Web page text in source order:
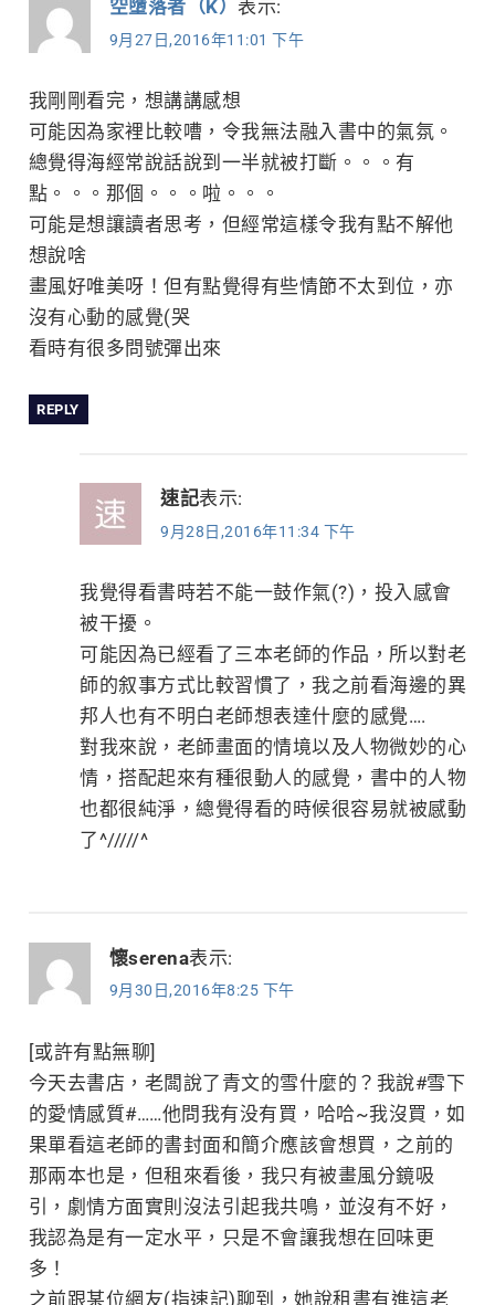
空墮落者（K） 表示:
9月27日,2016年11:01 下午
我剛剛看完，想講講感想
可能因為家裡比較嘈，令我無法融入書中的氣氛。
總覺得海經常說話說到一半就被打斷。。。有
點。。。那個。。。啦。。。
可能是想讓讀者思考，但經常這樣令我有點不解他
想說啥
畫風好唯美呀！但有點覺得有些情節不太到位，亦
沒有心動的感覺(哭
看時有很多問號彈出來
REPLY
速記表示:
9月28日,2016年11:34 下午
我覺得看書時若不能一鼓作氣(?)，投入感會
被干擾。
可能因為已經看了三本老師的作品，所以對老
師的叙事方式比較習慣了，我之前看海邊的異
邦人也有不明白老師想表達什麼的感覺….
對我來說，老師畫面的情境以及人物微妙的心
情，搭配起來有種很動人的感覺，書中的人物
也都很純淨，總覺得看的時候很容易就被感動
了^/////^
懷serena表示:
9月30日,2016年8:25 下午
[或許有點無聊]
今天去書店，老闆說了青文的雪什麼的？我說#雪下
的愛情感質#……他問我有没有買，哈哈~我沒買，如
果單看這老師的書封面和簡介應該會想買，之前的
那兩本也是，但租來看後，我只有被畫風分鏡吸
引，劇情方面實則沒法引起我共鳴，並沒有不好，
我認為是有一定水平，只是不會讓我想在回味更
多！
之前跟某位網友(指速記)聊到，她說租書有進這老